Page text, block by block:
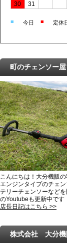
30
31
■ 今日 ■ 定休
町のチェンソー
こんにちは！大分機販の
エンジンタイプのチェ
テリーチェンソーなど
のYoutubeも更新中です
店長日記はこちら >>
株式会社 大分機